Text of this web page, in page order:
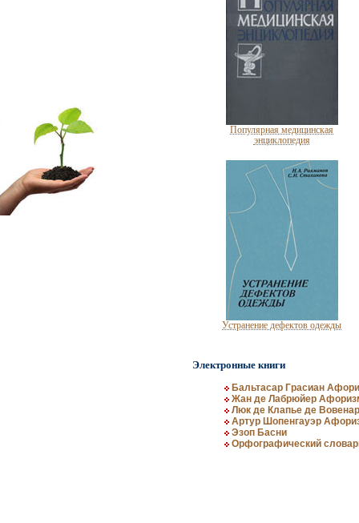
Популярная медицинская
энциклопедия
Устранение дефектов одежды
Электронные книги
Бальтасар Грасиан
Жан де Лабрюйер
Люк де Клапье де
Артур Шопенгауэр
Эзоп Басни
Орфографический